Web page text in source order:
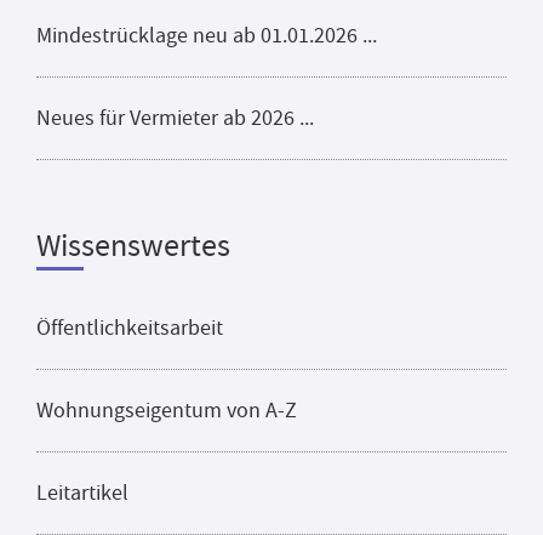
Mindestrücklage neu ab 01.01.2026 ...
Neues für Vermieter ab 2026 ...
Wissenswertes
Öffentlichkeitsarbeit
Wohnungseigentum von A-Z
Leitartikel